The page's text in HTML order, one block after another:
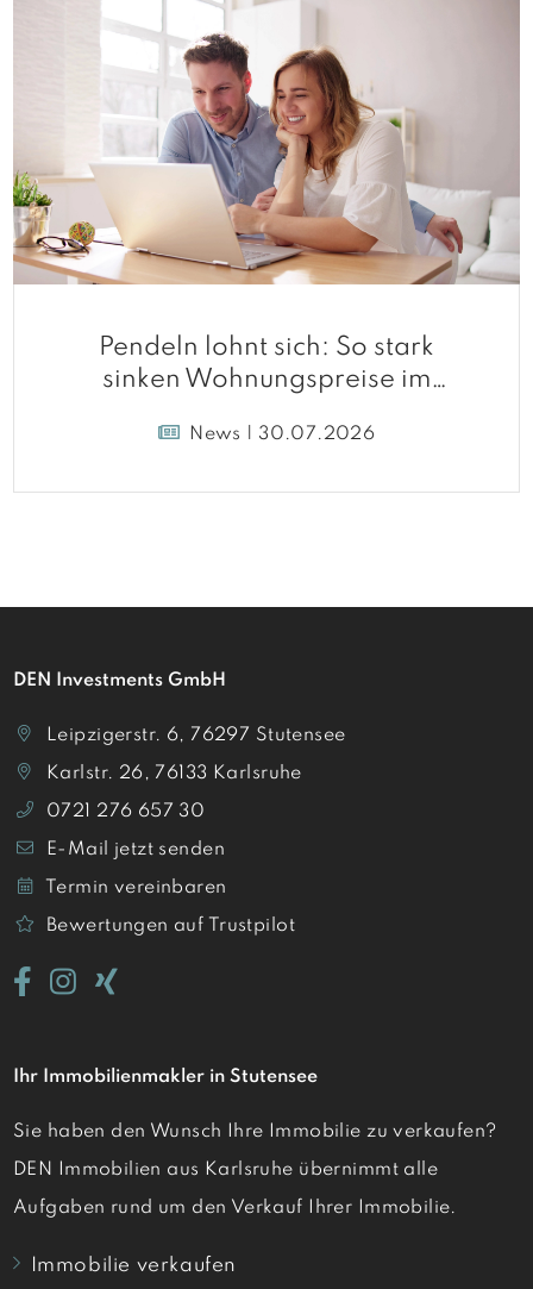
Pendeln lohnt sich: So stark
sinken Wohnungspreise im
News | 30.07.2026
DEN Investments GmbH
Leipzigerstr. 6, 76297 Stutensee
Karlstr. 26, 76133 Karlsruhe
0721 276 657 30
E-Mail jetzt senden
Termin vereinbaren
Bewertungen auf Trustpilot
Ihr Immobilienmakler in Stutensee
Sie haben den Wunsch Ihre Immobilie zu verkaufen?
DEN Immobilien aus Karlsruhe übernimmt alle
Aufgaben rund um den Verkauf Ihrer Immobilie.
Immobilie verkaufen